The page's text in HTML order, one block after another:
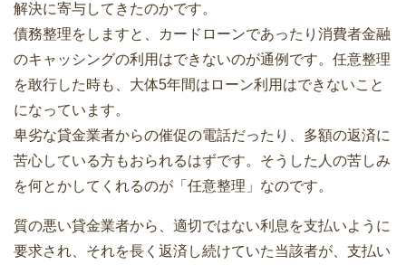
解決に寄与してきたのかです。
債務整理をしますと、カードローンであったり消費者金融
のキャッシングの利用はできないのが通例です。任意整理
を敢行した時も、大体5年間はローン利用はできないこと
になっています。
卑劣な貸金業者からの催促の電話だったり、多額の返済に
苦心している方もおられるはずです。そうした人の苦しみ
を何とかしてくれるのが「任意整理」なのです。
質の悪い貸金業者から、適切ではない利息を支払いように
要求され、それを長く返済し続けていた当該者が、支払い